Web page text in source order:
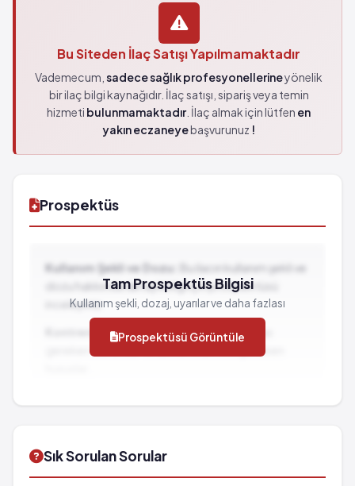
Bu Siteden İlaç Satışı Yapılmamaktadır
Vademecum, sadece sağlık profesyonellerineyönelik
bir ilaç bilgi kaynağıdır. İlaç satışı, sipariş veya temin
hizmeti bulunmamaktadır. İlaç almak için lütfen en
yakın eczaneyebaşvurunuz !
Prospektüs
Kullanım Şekli ve Dozu:
Bu ilacın kullanım şekli ve
dozu hakkında detaylı bilgi için prospektüsü
inceleyiniz.
Kontrendikasyonlar:İlacın kullanılmaması
gereken durumlar ve dikkat edilmesi gereken
Tam Prospektüs Bilgisi
Kullanım şekli, dozaj, uyarılar ve daha fazlası
Prospektüsü Görüntüle
Sık Sorulan Sorular